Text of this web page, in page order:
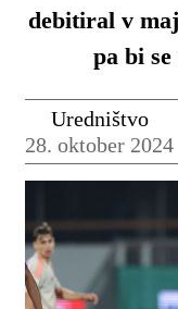
debitiral v
pa bi se
Uredništvo
28. oktober 2024